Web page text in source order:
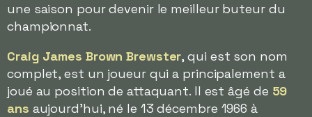
une saison pour devenir le meilleur buteur du
championnat.
Craig James Brown Brewster, qui est son nom
complet, est un joueur qui a principalement a
joué au position de attaquant. Il est âgé de 59
ans aujourd'hui, né le 13 décembre 1966 à